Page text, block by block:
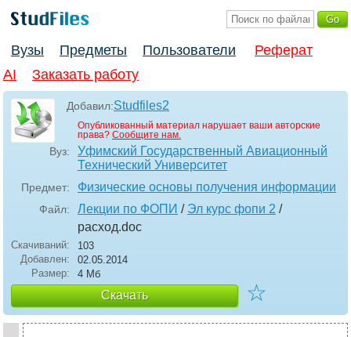
Вузы Предметы Пользователи
Реферат
AI
Заказать работу
Добавил:Studfiles2
Опубликованный материал нарушает ваши авторские
права? Сообщите нам.
Вуз:
Уфимский Государственный Авиационный
Технический Университет
Предмет: Физические основы получения информации
Файл: Лекции по ФОПИ / Эл курс фопи 2 /
расход.doc
Скачиваний:
103
Добавлен:
02.05.2014
Размер:
4 Мб
Скачать ☆